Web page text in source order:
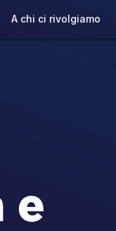
A chi ci rivolgiamo
e